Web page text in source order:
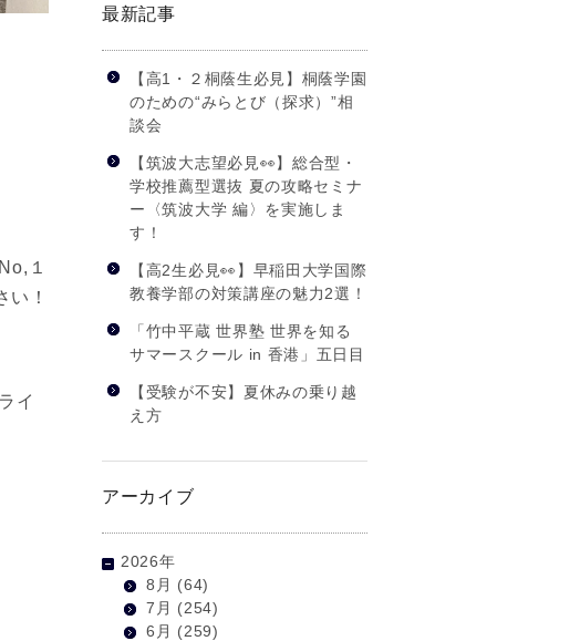
１
！
イ
最新記事
【高1・２桐蔭生必見】桐蔭学園
のための“みらとび（探求）”相
談会
【筑波大志望必見👀】総合型・
学校推薦型選抜 夏の攻略セミナ
ー〈筑波大学 編〉を実施しま
す！
【高2生必見👀】早稲田大学国際
教養学部の対策講座の魅力2選！
「竹中平蔵 世界塾 世界を知る
サマースクール in 香港」五日目
【受験が不安】夏休みの乗り越
え方
アーカイブ
2026年
8月 (64)
7月 (254)
6月 (259)